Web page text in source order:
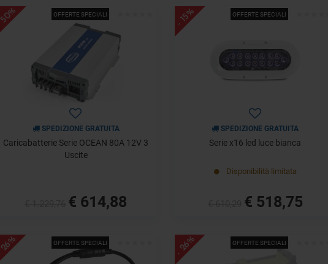
OFFERTE SPECIALI
- 50%
SPEDIZIONE GRATUITA
Caricabatterie Serie OCEAN 80A 12V 3
Uscite
€ 614,88
OFFERTE SPECIALI
- 15%
SPEDIZIONE GRATUITA
Serie x16 led luce bianca
Disponibilità limitata
€ 518,75
OFFERTE SPECIALI
- 26% OFFERTE SPECIALI
- 26%